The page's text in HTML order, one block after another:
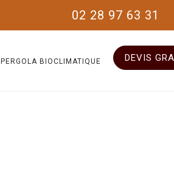
02 28 97 63 31
DEVIS
PERGOLA BIOCLIMATIQUE